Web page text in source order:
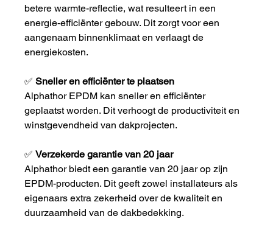
betere warmte-reflectie, wat resulteert in een
energie-efficiënter gebouw. Dit zorgt voor een
aangenaam binnenklimaat en verlaagt de
energiekosten.
✅ Sneller en efficiënter te plaatsen
Alphathor EPDM kan sneller en efficiënter
geplaatst worden. Dit verhoogt de productiviteit en
winstgevendheid van dakprojecten.
✅ Verzekerde garantie van 20 jaar
Alphathor biedt een garantie van 20 jaar op zijn
EPDM-producten. Dit geeft zowel installateurs als
eigenaars extra zekerheid over de kwaliteit en
duurzaamheid van de dakbedekking.